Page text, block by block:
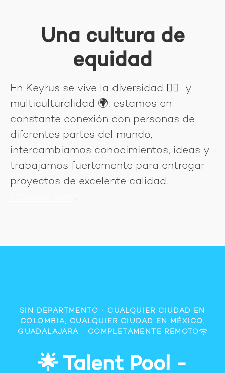
Una cultura de
equidad
En Keyrus se vive la diversidad 🏳‍🌈 y
multiculturalidad 🌍: estamos en
constante conexión con personas de
diferentes partes del mundo,
intercambiamos conocimientos, ideas y
trabajamos fuertemente para entregar
proyectos de excelente calidad.
.
SIN DEPARTMENTO ·
CUALQUIER CIUDAD EN
COLOMBIA, CUALQUIER CIUDAD EN MÉXICO,
GUADALAJARA · COMPLETAMENTE REMOTO
🌟 Talent Pool -